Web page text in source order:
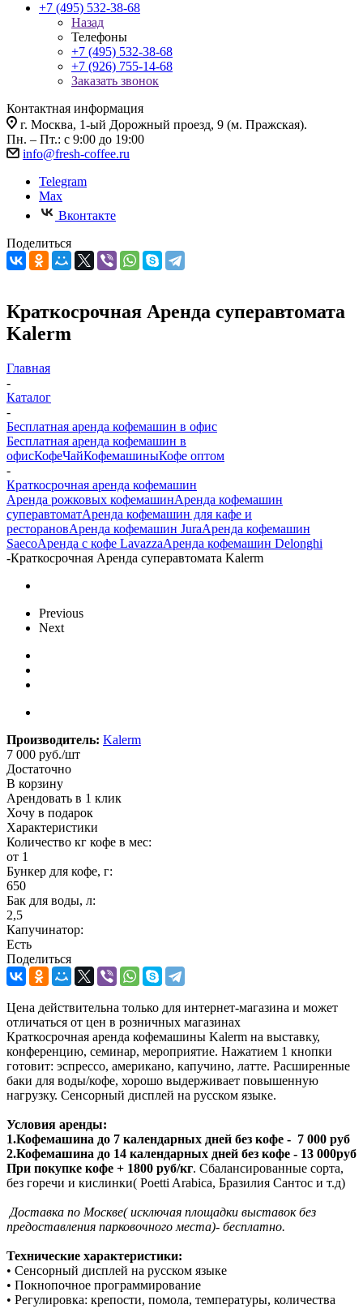
+7 (495) 532-38-68
Назад
Телефоны
+7 (495) 532-38-68
+7 (926) 755-14-68
Заказать звонок
Контактная информация
г. Москва, 1-ый Дорожный проезд, 9 (м. Пражская).
Пн. – Пт.: с 9:00 до 19:00
info@fresh-coffee.ru
Telegram
Max
Вконтакте
Поделиться
Краткосрочная Аренда cуперавтомата
Kalerm
Главная
-
Каталог
-
Бесплатная аренда кофемашин в офис
Бесплатная аренда кофемашин в
офисКофеЧайКофемашиныКофе оптом
-
Краткосрочная аренда кофемашин
Аренда рожковых кофемашинАренда кофемашин
суперавтоматАренда кофемашин для кафе и
ресторановАренда кофемашин JuraАренда кофемашин
SaecoАренда с кофе LavazzaАренда кофемашин Delonghi
-Краткосрочная Аренда cуперавтомата Kalerm
Previous
Next
Производитель: Kalerm
7 000 руб./шт
Достаточно
В корзину
Арендовать в 1 клик
Хочу в подарок
Характеристики
Количество кг кофе в мес:
от 1
Бункер для кофе, г:
650
Бак для воды, л:
2,5
Капучинатор:
Есть
Поделиться
Цена действительна только для интернет-магазина и может
отличаться от цен в розничных магазинах
Краткосрочная аренда кофемашины Kalerm на выставку,
конференцию, семинар, мероприятие. Нажатием 1 кнопки
готовит: эспрессо, американо, капучино, латте. Расширенные
баки для воды/кофе, хорошо выдерживает повышенную
нагрузку. Сенсорный дисплей на русском языке.
Условия аренды:
1.Кофемашина до 7 календарных дней без кофе - 7 000 руб
2.Кофемашина до 14 календарных дней без кофе - 13 000руб
При покупке кофе + 1800 руб/кг. Сбалансированные сорта,
без горечи и кислинки( Poetti Arabica, Бразилия Сантос и т.д)
Доставка по Москве( исключая площадки выставок без
предоставления парковочного места)- бесплатно.
Технические характеристики:
• Сенсорный дисплей на русском языке
• Покнопочное программирование
• Регулировка: крепости, помола, температуры, количества